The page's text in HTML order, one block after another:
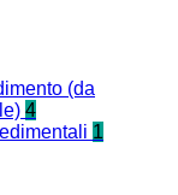
(da
4
1